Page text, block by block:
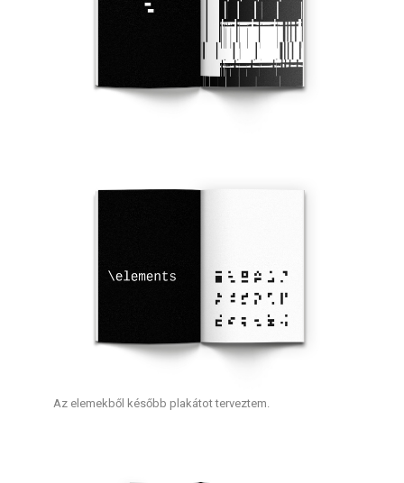
Az elemekből később plakátot terveztem.